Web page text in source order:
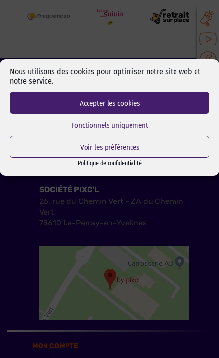
Nous utilisons des cookies pour optimiser notre site web et
notre service.
Accepter les cookies
Fonctionnels uniquement
Voir les préférences
Politique de confidentialité
CONTACTEZ-NOUS :
de 9h/12h - 13h/17h
01 34 84 21 93
Formulaire de contact
SOCIÉTÉ PIXC'L
26, rue du Chemin Vert - ZA du Chemin
Vert
78610 Le-Perray-en-Yvelines
MON COMPTE